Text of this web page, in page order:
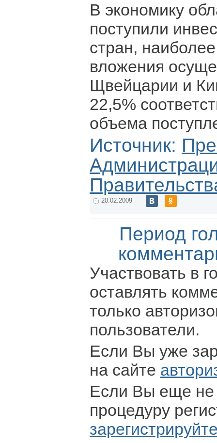
В экономику
поступили
стран,
вложения
Щвейцарии и
22,5%
объема
Источник:
20.02.2009
Период
Участвовать в
оставлять
только
пользователи.
Если Вы уже
на сайте
Если Вы еще не
процедуру